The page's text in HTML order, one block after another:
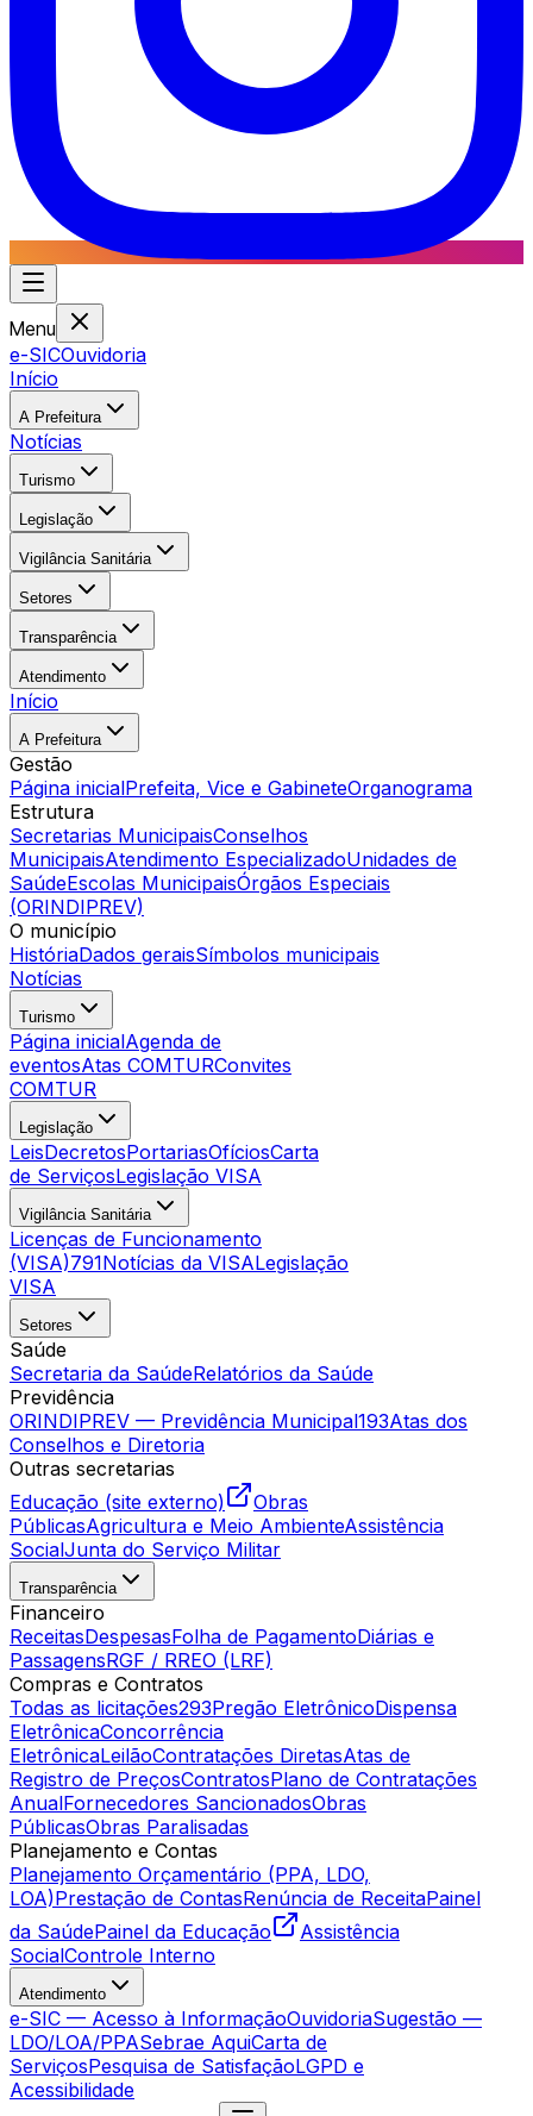
Menu
e-SICOuvidoria
Início
A Prefeitura
Notícias
Turismo
Legislação
Vigilância Sanitária
Setores
Transparência
Atendimento
Início
A Prefeitura
Gestão
Página inicialPrefeita, Vice e GabineteOrganograma
Estrutura
Secretarias MunicipaisConselhos
MunicipaisAtendimento EspecializadoUnidades de
SaúdeEscolas MunicipaisÓrgãos Especiais
(ORINDIPREV)
O município
HistóriaDados geraisSímbolos municipais
Notícias
Turismo
Página inicialAgenda de
eventosAtas COMTURConvites
COMTUR
Legislação
LeisDecretosPortariasOfíciosCarta
de ServiçosLegislação VISA
Vigilância Sanitária
Licenças de Funcionamento
(VISA)791Notícias da VISALegislação
VISA
Setores
Saúde
Secretaria da SaúdeRelatórios da Saúde
Previdência
ORINDIPREV — Previdência Municipal193Atas dos
Conselhos e Diretoria
Outras secretarias
Educação (site externo)
Obras
PúblicasAgricultura e Meio AmbienteAssistência
SocialJunta do Serviço Militar
Transparência
Financeiro
ReceitasDespesasFolha de PagamentoDiárias e
PassagensRGF / RREO (LRF)
Compras e Contratos
Todas as licitações293Pregão EletrônicoDispensa
EletrônicaConcorrência
EletrônicaLeilãoContratações DiretasAtas de
Registro de PreçosContratosPlano de Contratações
AnualFornecedores SancionadosObras
PúblicasObras Paralisadas
Planejamento e Contas
Planejamento Orçamentário (PPA, LDO,
LOA)Prestação de ContasRenúncia de ReceitaPainel
da SaúdePainel da Educação
Assistência
SocialControle Interno
Atendimento
e-SIC — Acesso à InformaçãoOuvidoriaSugestão —
LDO/LOA/PPASebrae AquiCarta de
ServiçosPesquisa de SatisfaçãoLGPD e
Acessibilidade